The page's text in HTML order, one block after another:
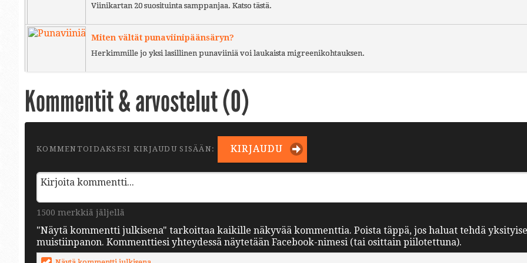
Viinikartan 20 suosituinta samppanjaa. Katso tästä.
Miten vältät punaviinipäänsäryn?
Herkimmille jo yksi lasillinen punaviiniä voi laukaista migreenikohtauksen.
Kommentit & arvostelut (0)
KOMMENTOIDAKSESI KIRJAUDU SISÄÄN: KIRJAUDU
1500 merkkiä jäljellä
"Näytä kommentti julkisena" tarkoittaa kaikille näkyvää kommenttia. Poista täppä, jos haluat tehdä
muistiinpanon. Kommenttiesi yhteydessä näytetään Facebook-nimesi (tai osittain piilotettuna).